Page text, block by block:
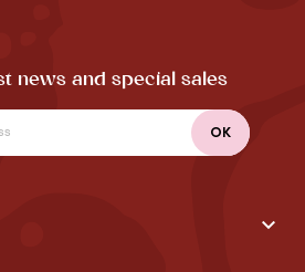
news and special sales
